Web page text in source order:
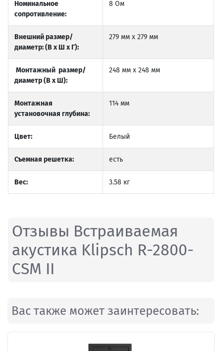
Номинальное
сопротивление:
8 Ом
Внешний размер/
диаметр: (В x Ш x Г):
279 мм x 279 мм
Монтажный размер/
диаметр (В x Ш):
248 мм x 248 мм
Монтажная
установочная глубина:
114 мм
Цвет: Белый
Съемная решетка: есть
Вес: 3.58 кг
Отзывы Встраиваемая
акустика Klipsch R-2800-
CSM II
Вас также может заинтересовать: